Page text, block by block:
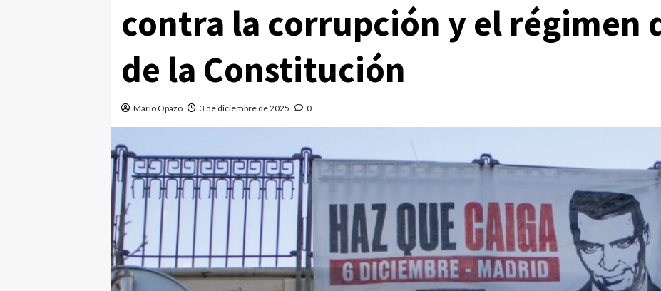
contra la corrupción y el régimen
de la Constitución
Mario Opazo 3 de diciembre de 2025 0